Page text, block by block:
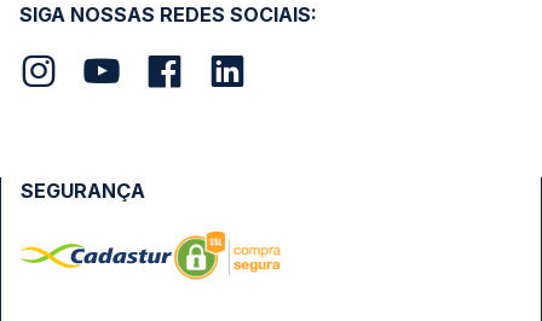
SIGA NOSSAS REDES SOCIAIS:
SEGURANÇA